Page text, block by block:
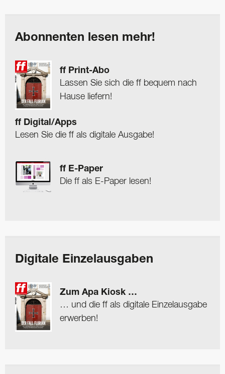
Abonnenten lesen mehr!
ff Print-Abo
Lassen Sie sich die ff bequem nach
Hause liefern!
ff Digital/Apps
Lesen Sie die ff als digitale Ausgabe!
ff E-Paper
Die ff als E-Paper lesen!
Digitale Einzelausgaben
Zum Apa Kiosk …
… und die ff als digitale Einzelausgabe
erwerben!